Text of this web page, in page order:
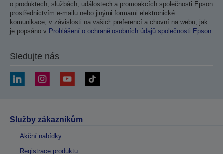
o produktech, službách, událostech a promoakcích společnosti Epson
prostřednictvím e-mailu nebo jinými formami elektronické
komunikace, v závislosti na vašich preferencí a chovní na webu, jak
je popsáno v Prohlášení o ochraně osobních údajů společnosti Epson
Sledujte nás
Služby zákazníkům
Akční nabídky
Registrace produktu